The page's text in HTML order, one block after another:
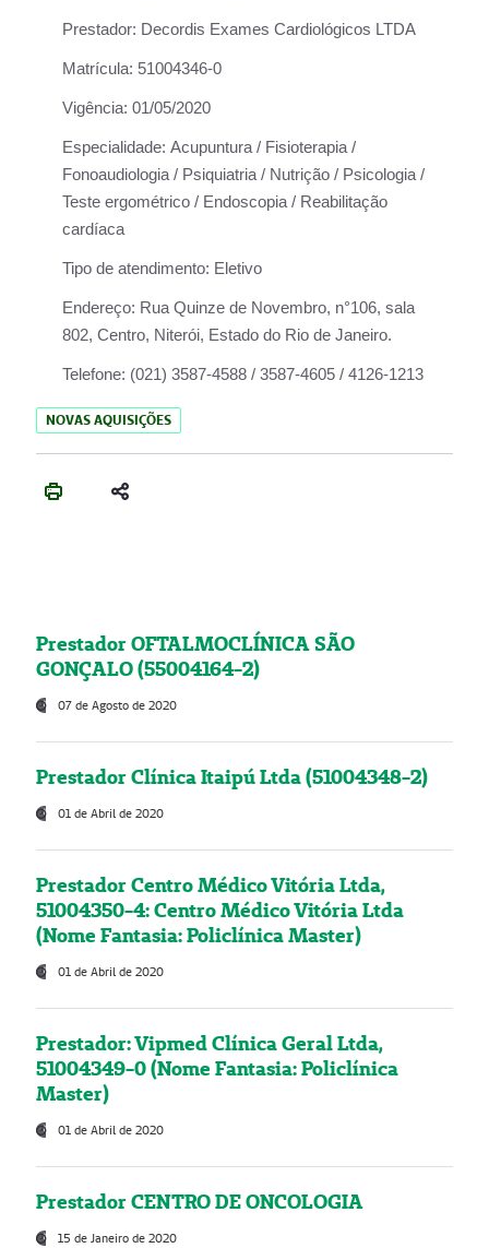
Prestador: Decordis Exames Cardiológicos LTDA
Matrícula: 51004346-0
Vigência: 01/05/2020
Especialidade: Acupuntura / Fisioterapia /
Fonoaudiologia / Psiquiatria / Nutrição / Psicologia /
Teste ergométrico / Endoscopia / Reabilitação
cardíaca
Tipo de atendimento: Eletivo
Endereço: Rua Quinze de Novembro, n°106, sala
802, Centro, Niterói, Estado do Rio de Janeiro.
Telefone: (021) 3587-4588 / 3587-4605 / 4126-1213
NOVAS AQUISIÇÕES
Prestador OFTALMOCLÍNICA SÃO
GONÇALO (55004164-2)
07 de Agosto de 2020
Prestador Clínica Itaipú Ltda (51004348-2)
01 de Abril de 2020
Prestador Centro Médico Vitória Ltda,
51004350-4: Centro Médico Vitória Ltda
(Nome Fantasia: Policlínica Master)
01 de Abril de 2020
Prestador: Vipmed Clínica Geral Ltda,
51004349-0 (Nome Fantasia: Policlínica
Master)
01 de Abril de 2020
Prestador CENTRO DE ONCOLOGIA
15 de Janeiro de 2020